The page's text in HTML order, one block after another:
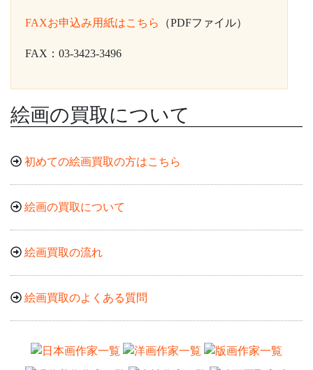
FAXお申込み用紙はこちら （PDFファイル）
FAX：03-3423-3496
絵画の買取について
初めての絵画買取の方はこちら
絵画の買取について
絵画買取の流れ
絵画買取のよくある質問